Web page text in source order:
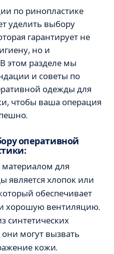
по ринопластике
уделить выбору
гарантирует не
но и
этом разделе мы
и советы по
одежды для
чтобы ваша операция
оперативной
для
является хлопок или
обеспечивает
хорошую вентиляцию.
синтетических
могут вызвать
кожи.